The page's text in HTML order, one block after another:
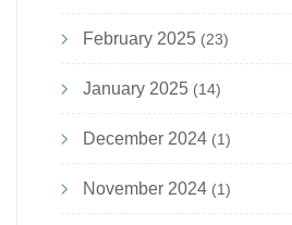
February 2025 (23)
January 2025 (14)
December 2024 (1)
November 2024 (1)